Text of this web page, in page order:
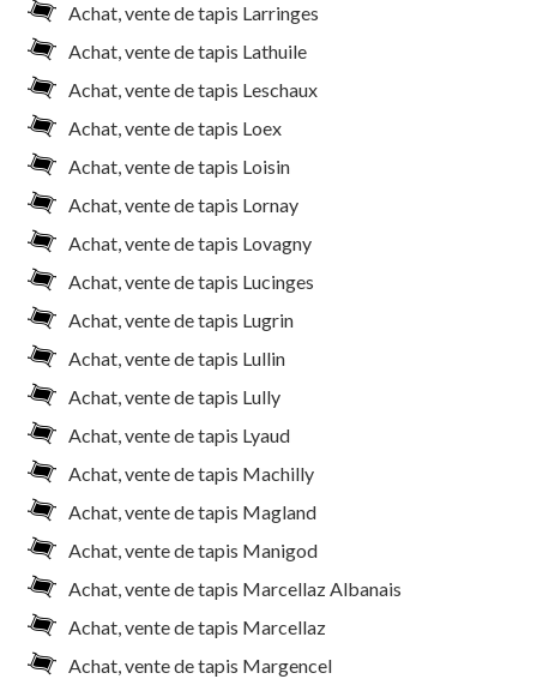
Achat, vente de tapis Larringes
Achat, vente de tapis Lathuile
Achat, vente de tapis Leschaux
Achat, vente de tapis Loex
Achat, vente de tapis Loisin
Achat, vente de tapis Lornay
Achat, vente de tapis Lovagny
Achat, vente de tapis Lucinges
Achat, vente de tapis Lugrin
Achat, vente de tapis Lullin
Achat, vente de tapis Lully
Achat, vente de tapis Lyaud
Achat, vente de tapis Machilly
Achat, vente de tapis Magland
Achat, vente de tapis Manigod
Achat, vente de tapis Marcellaz Albanais
Achat, vente de tapis Marcellaz
Achat, vente de tapis Margencel